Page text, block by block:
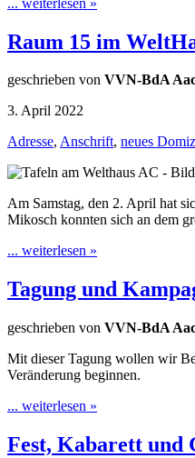
Raum 15 im
geschrieben von VVN-BdA
3. April 2022
Adresse, Anschrift, neues
Am Samstag, den 2. April hat
Mikosch konnten sich an dem
... weiterlesen »
Tagung und
geschrieben von VVN-BdA
Mit dieser Tagung wollen wir
Veränderung beginnen.
... weiterlesen »
Fest, Kabarett und